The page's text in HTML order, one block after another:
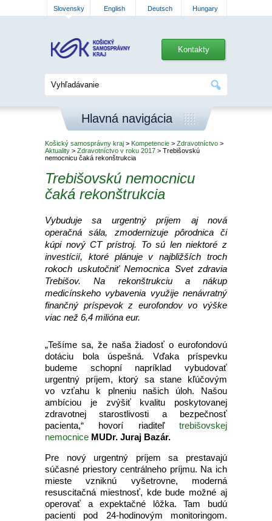
Slovensky English Deutsch Hungary
Kontakty
Hlavná navigácia
Košický samosprávny kraj > Kompetencie > Zdravotníctvo >
Aktuality > Zdravotníctvo v roku 2017 > Trebišovskú
nemocnicu čaká rekonštrukcia
Trebišovskú nemocnicu
čaká rekonštrukcia
Vybuduje sa urgentný príjem aj nová
operačná sála, zmodernizuje pôrodnica či
kúpi nový CT prístroj. To sú len niektoré z
investícií, ktoré plánuje v najbližších troch
rokoch uskutočniť Nemocnica Svet zdravia
Trebišov. Na rekonštrukciu a nákup
medicínskeho vybavenia využije nenávratný
finančný príspevok z eurofondov vo výške
viac než 6,4 milióna eur.
„Tešíme sa, že naša žiadosť o eurofondovú
dotáciu bola úspešná. Vďaka príspevku
budeme schopní napríklad vybudovať
urgentný príjem, ktorý sa stane kľúčovým
vo vzťahu k plneniu našich úloh. Našou
ambíciou je zvýšiť kvalitu poskytovanej
zdravotnej starostlivosti a bezpečnosť
pacienta,“ hovorí riaditeľ trebišovskej
nemocnice MUDr. Juraj Bazár.
Pre nový urgentný príjem sa prestavajú
súčasné priestory centrálneho príjmu. Na ich
mieste vzniknú vyšetrovne, moderná
resuscitačná miestnosť, kde bude možné aj
operovať a expektačné lôžka. Tam budú
pacienti pod 24-hodinovým monitoringom.